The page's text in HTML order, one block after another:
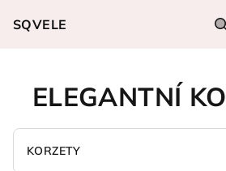
SQVELE
ELEGANTNÍ
KORZETY